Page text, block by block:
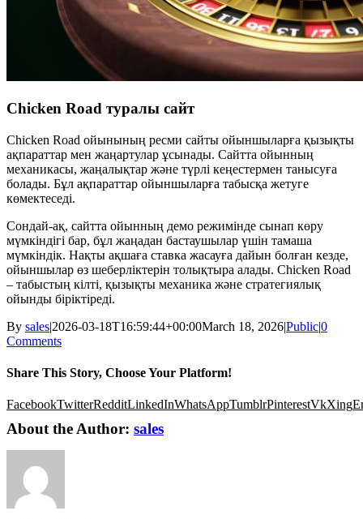
Chicken Road туралы сайт
Chicken Road ойынының ресми сайты ойыншыларға қызықты
ақпараттар мен жаңартулар ұсынады. Сайтта ойынның
механикасы, жаңалықтар және түрлі кеңестермен танысуға
болады. Бұл ақпараттар ойыншыларға табысқа жетуге
көмектеседі.
Сондай-ақ, сайтта ойынның демо режимінде сынап көру
мүмкіндігі бар, бұл жаңадан бастаушылар үшін тамаша
мүмкіндік. Нақты ақшаға ставка жасауға дайын болған кезде,
ойыншылар өз шеберліктерін толықтыра алады. Chicken Road
– табыстың кілті, қызықты механика және стратегиялық
ойынды біріктіреді.
By sales|2026-03-18T16:59:44+00:00March 18, 2026|Public|0
Comments
Share This Story, Choose Your Platform!
FacebookTwitterRedditLinkedInWhatsAppTumblrPinterestVkXing
About the Author: sales